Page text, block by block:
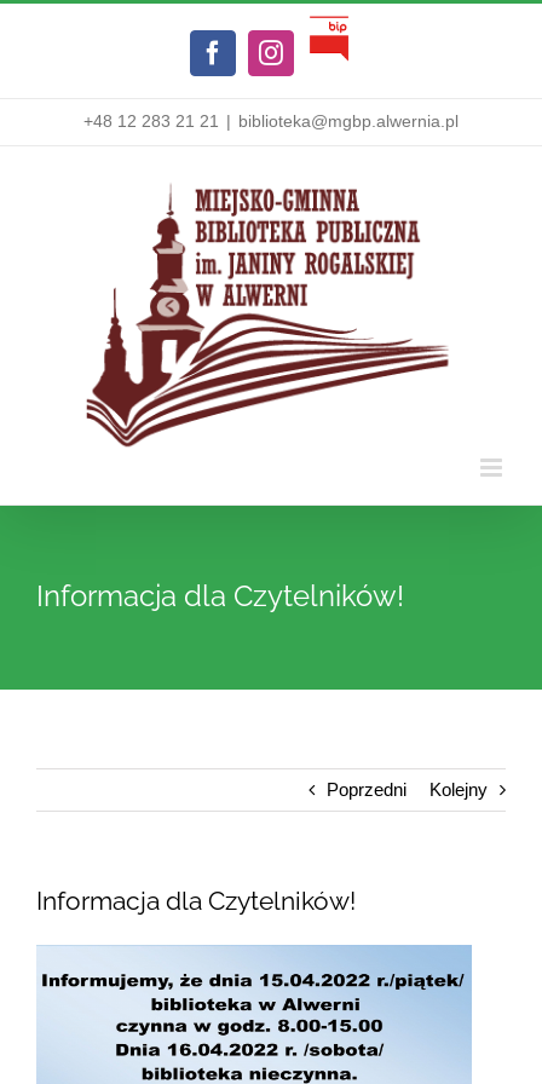
FacebookInstagram
Biuletyn
+48 12 283 21 21 | biblioteka@mgbp.alwernia.pl
Informacja dla Czytelników!
Poprzedni Kolejny
Informacja dla Czytelników!
większy